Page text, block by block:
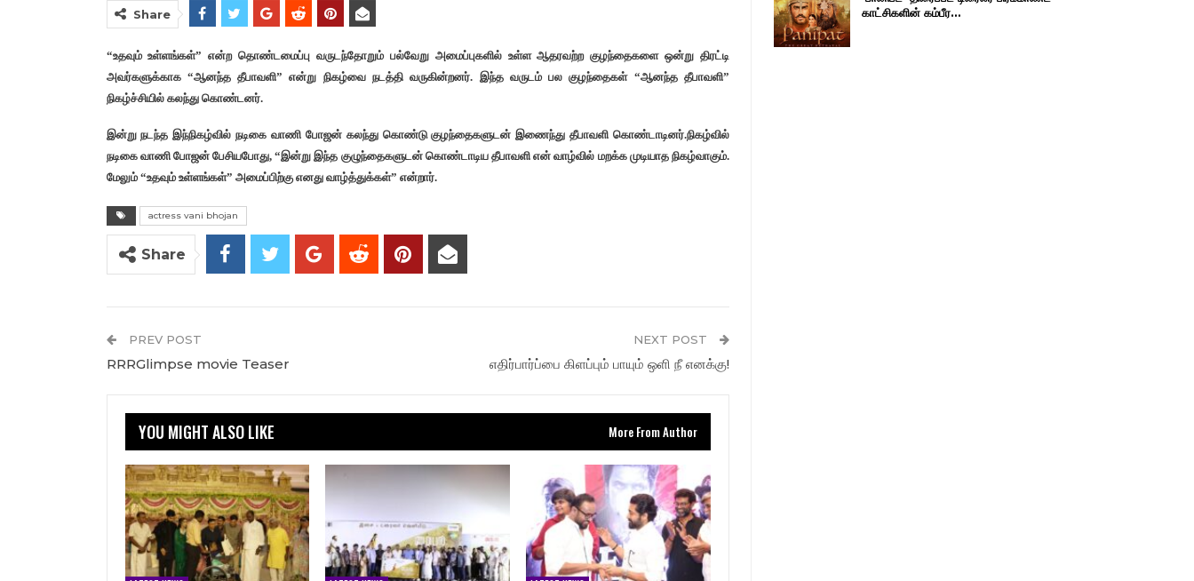
Share
“உதவும் உள்ளங்கள்” என்ற தொண்டமைப்பு வருடந்தோறும் பல்வேறு அமைப்புகளில் உள்ள ஆதரவற்ற குழந்தைகளை ஒன்று திரட்டி
அவர்களுக்காக “ஆனந்த தீபாவளி” என்று நிகழ்வை நடத்தி வருகின்றனர். இந்த வருடம் பல குழந்தைகள் “ஆனந்த தீபாவளி”
நிகழ்ச்சியில் கலந்து கொண்டனர்.
இன்று நடந்த இந்நிகழ்வில் நடிகை வாணி போஜன் கலந்து கொண்டு குழந்தைகளுடன் இணைந்து தீபாவளி கொண்டாடினர்.நிகழ்வில்
நடிகை வாணி போஜன் பேசியபோது, “இன்று இந்த குழுந்தைகளுடன் கொண்டாடிய தீபாவளி என் வாழ்வில் மறக்க முடியாத நிகழ்வாகும்.
மேலும் “உதவும் உள்ளங்கள்” அமைப்பிற்கு எனது வாழ்த்துக்கள்” என்றார்.
actress vani bhojan
Share
PREV POST
RRRGlimpse movie Teaser
NEXT POST
எதிர்பார்ப்பை கிளப்பும் பாயும் ஒளி நீ எனக்கு!
YOU MIGHT ALSO LIKE More From Author
காட்சிகளின் கம்பீர…